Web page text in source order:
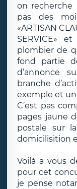
on
pas des
«ARTISAN
SERVICE»
plombier de
fond partie
d’annonce
branche
exemple et
C’est pas
pages jaune
postale sur
domicilisition
Voilà a vous
pour cet
je pense